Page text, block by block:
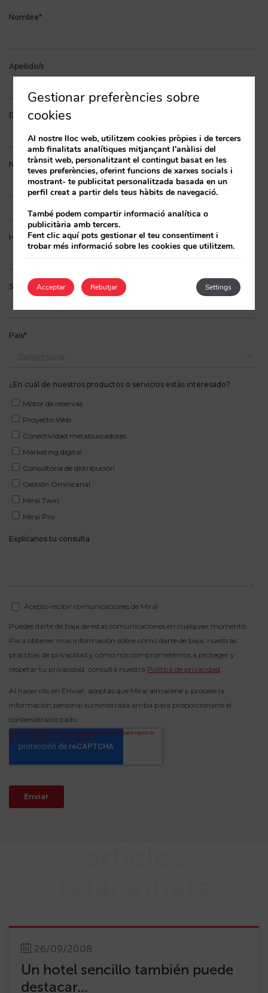
26/09/2008
Un hotel sencillo también puede
destacar...
Gestionar preferències sobre
cookies
Al nostre lloc web, utilitzem cookies pròpies i de tercers
amb finalitats analítiques mitjançant l'anàlisi del
trànsit web, personalitzant el contingut basat en les
teves preferències, oferint funcions de xarxes socials i
mostrant- te publicitat personalitzada basada en un
perfil creat a partir dels teus hàbits de navegació.
També podem compartir informació analítica o
publicitària amb tercers.
Fent clic aquí pots gestionar el teu consentiment i
trobar més informació sobre les cookies que utilitzem.
Acceptar Settings
Rebutjar